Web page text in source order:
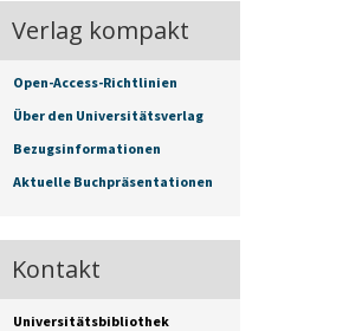
Verlag kompakt
Open-Access-Richtlinien
Über den Universitätsverlag
Bezugsinformationen
Aktuelle Buchpräsentationen
Kontakt
Universitätsbibliothek